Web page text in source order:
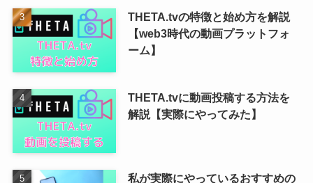
THETA.tvの特徴と始め方を解説
【web3時代の動画プラットフォ
ーム】
THETA.tvに動画投稿する方法を
解説【実際にやってみた】
私が実際にやっているおすすめの